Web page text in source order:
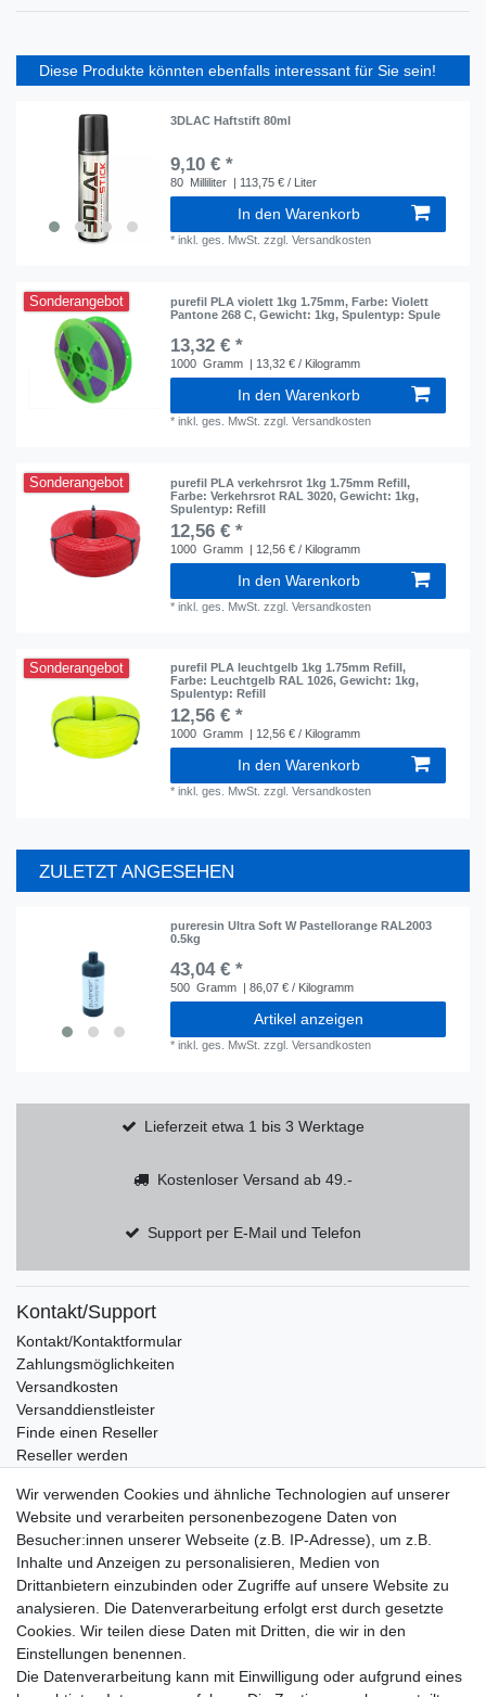
Diese Produkte könnten ebenfalls interessant für Sie sein!
3DLAC Haftstift 80ml
9,10 € *
80 Milliliter | 113,75 € / Liter
In den Warenkorb
*inkl. ges. MwSt. zzgl.Versandkosten
Sonderangebot purefil PLA violett 1kg 1.75mm, Farbe: Violett
Pantone 268 C, Gewicht: 1kg, Spulentyp: Spule
13,32 € *
1000 Gramm | 13,32 € / Kilogramm
In den Warenkorb
*inkl. ges. MwSt. zzgl.Versandkosten
Sonderangebot purefil PLA verkehrsrot 1kg 1.75mm Refill,
Farbe: Verkehrsrot RAL 3020, Gewicht: 1kg,
Spulentyp: Refill
12,56 € *
1000 Gramm | 12,56 € / Kilogramm
In den Warenkorb
*inkl. ges. MwSt. zzgl.Versandkosten
Sonderangebot purefil PLA leuchtgelb 1kg 1.75mm Refill,
Farbe: Leuchtgelb RAL 1026, Gewicht: 1kg,
Spulentyp: Refill
12,56 € *
1000 Gramm | 12,56 € / Kilogramm
In den Warenkorb
*inkl. ges. MwSt. zzgl.Versandkosten
ZULETZT ANGESEHEN
pureresin Ultra Soft W Pastellorange RAL2003
0.5kg
43,04 € *
500 Gramm | 86,07 € / Kilogramm
Artikel anzeigen
*inkl. ges. MwSt. zzgl.Versandkosten
Lieferzeit etwa 1 bis 3 Werktage
Kostenloser Versand ab 49.-
Support per E-Mail und Telefon
Kontakt/Support
Kontakt/Kontaktformular
Zahlungsmöglichkeiten
Versandkosten
Versanddienstleister
Finde einen Reseller
Reseller werden
Wissenswertes
Marken und Hersteller
E-MAIL **
Newsletter
Honig
Hiermit bestätige ich, dass ich dieDaten­schutz­erklärunggelesen habe. Meine
Einwilligung kann ich jederzeit widerrufen.**
Wir verwenden Cookies und ähnliche Technologien auf unserer
Website und verarbeiten personenbezogene Daten von
Besucher:innen unserer Webseite (z.B. IP-Adresse), um z.B.
Inhalte und Anzeigen zu personalisieren, Medien von
Drittanbietern einzubinden oder Zugriffe auf unsere Website zu
analysieren. Die Datenverarbeitung erfolgt erst durch gesetzte
Cookies. Wir teilen diese Daten mit Dritten, die wir in den
Einstellungen benennen.
Die Datenverarbeitung kann mit Einwilligung oder aufgrund eines